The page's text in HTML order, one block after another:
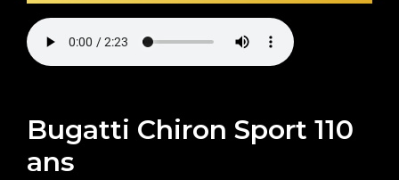
Bugatti Chiron Sport 110
ans